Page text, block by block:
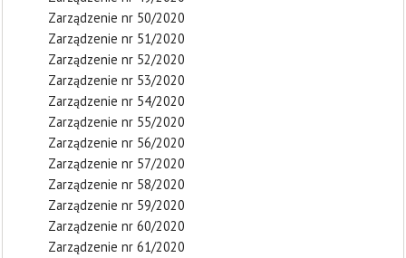
Zarządzenie nr 50/2020
Zarządzenie nr 51/2020
Zarządzenie nr 52/2020
Zarządzenie nr 53/2020
Zarządzenie nr 54/2020
Zarządzenie nr 55/2020
Zarządzenie nr 56/2020
Zarządzenie nr 57/2020
Zarządzenie nr 58/2020
Zarządzenie nr 59/2020
Zarządzenie nr 60/2020
Zarządzenie nr 61/2020